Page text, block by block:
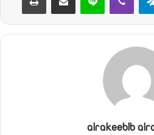
alrakeeblb